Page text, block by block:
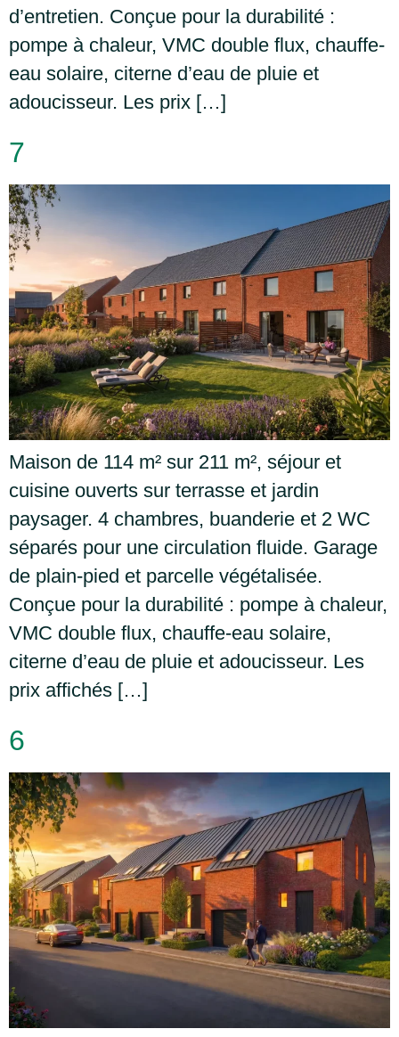
d’entretien. Conçue pour la durabilité :
pompe à chaleur, VMC double flux, chauffe-
eau solaire, citerne d’eau de pluie et
adoucisseur. Les prix […]
7
Maison de 114 m² sur 211 m², séjour et
cuisine ouverts sur terrasse et jardin
paysager. 4 chambres, buanderie et 2 WC
séparés pour une circulation fluide. Garage
de plain-pied et parcelle végétalisée.
Conçue pour la durabilité : pompe à chaleur,
VMC double flux, chauffe-eau solaire,
citerne d’eau de pluie et adoucisseur. Les
prix affichés […]
6